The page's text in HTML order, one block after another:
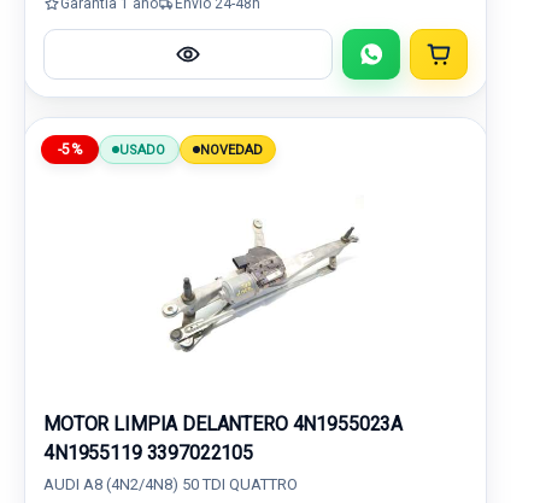
-5% USADO NOVEDAD
MOTOR LIMPIA DELANTERO 4N1955023A
4N1955119 3397022105
AUDI A8 (4N2/4N8) 50 TDI QUATTRO